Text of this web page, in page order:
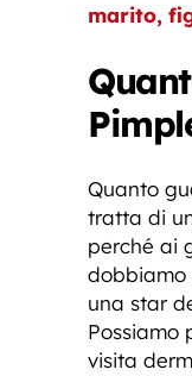
marito,
Quanto
tratta di
perché ai
dobbiamo
una star
Possiamo
visita